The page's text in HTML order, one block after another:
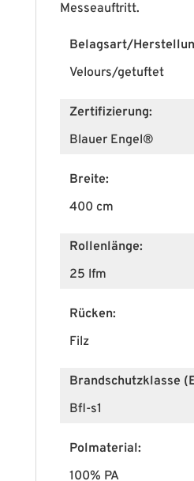
Messeauftritt.
Belagsart/
Velours/getuftet
Zertifizierung:
Blauer Engel®
Breite:
400 cm
Rollenlänge:
25 lfm
Rücken:
Filz
Brandschutzklasse
Bfl-s1
Polmaterial:
100% PA